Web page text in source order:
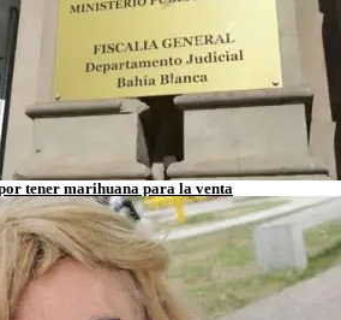
tener marihuana para la venta